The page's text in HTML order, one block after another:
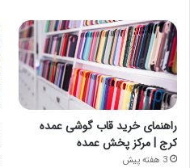
راهنمای خرید قاب گوشی عمده
کرج | مرکز پخش عمده
3 هفته پیش